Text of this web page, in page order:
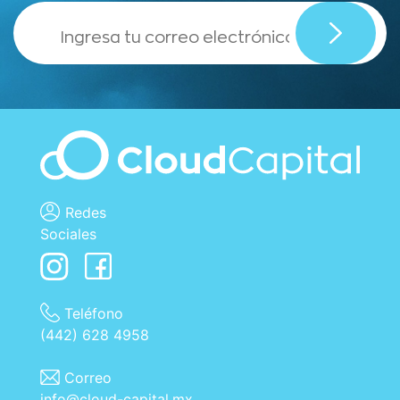
,
Redes
Sociales
Teléfono
(442) 628 4958
Correo